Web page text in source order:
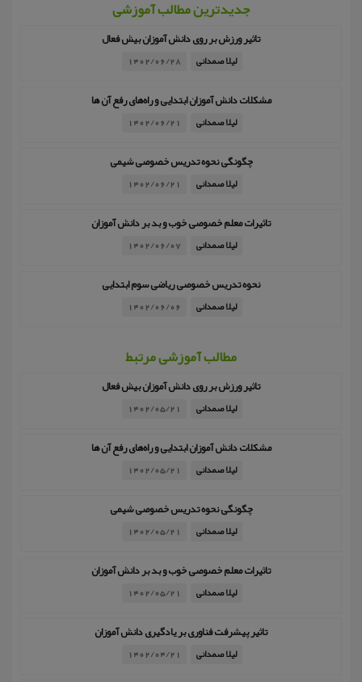
جدیدترین مطالب آموزشی
تاثیر ورزش بر روی دانش آموزان بیش فعال
لیلا صمدانی 1402/06/28
مشکلات دانش آموزان ابتدایی و راه‌های رفع آن ها
لیلا صمدانی 1402/06/21
چگونگی نحوه تدریس خصوصی شیمی
لیلا صمدانی 1402/06/21
تاثیرات معلم خصوصی خوب و بد بر دانش آموزان
لیلا صمدانی 1402/06/07
نحوه تدریس خصوصی ریاضی سوم ابتدایی
لیلا صمدانی 1402/06/06
مطالب آموزشی مرتبط
تاثیر ورزش بر روی دانش آموزان بیش فعال
لیلا صمدانی 1402/05/21
مشکلات دانش آموزان ابتدایی و راه‌های رفع آن ها
لیلا صمدانی 1402/05/21
چگونگی نحوه تدریس خصوصی شیمی
لیلا صمدانی 1402/05/21
تاثیرات معلم خصوصی خوب و بد بر دانش آموزان
لیلا صمدانی 1402/05/21
تاثیر پیشرفت فناوری بر یادگیری دانش آموزان
لیلا صمدانی 1402/04/21